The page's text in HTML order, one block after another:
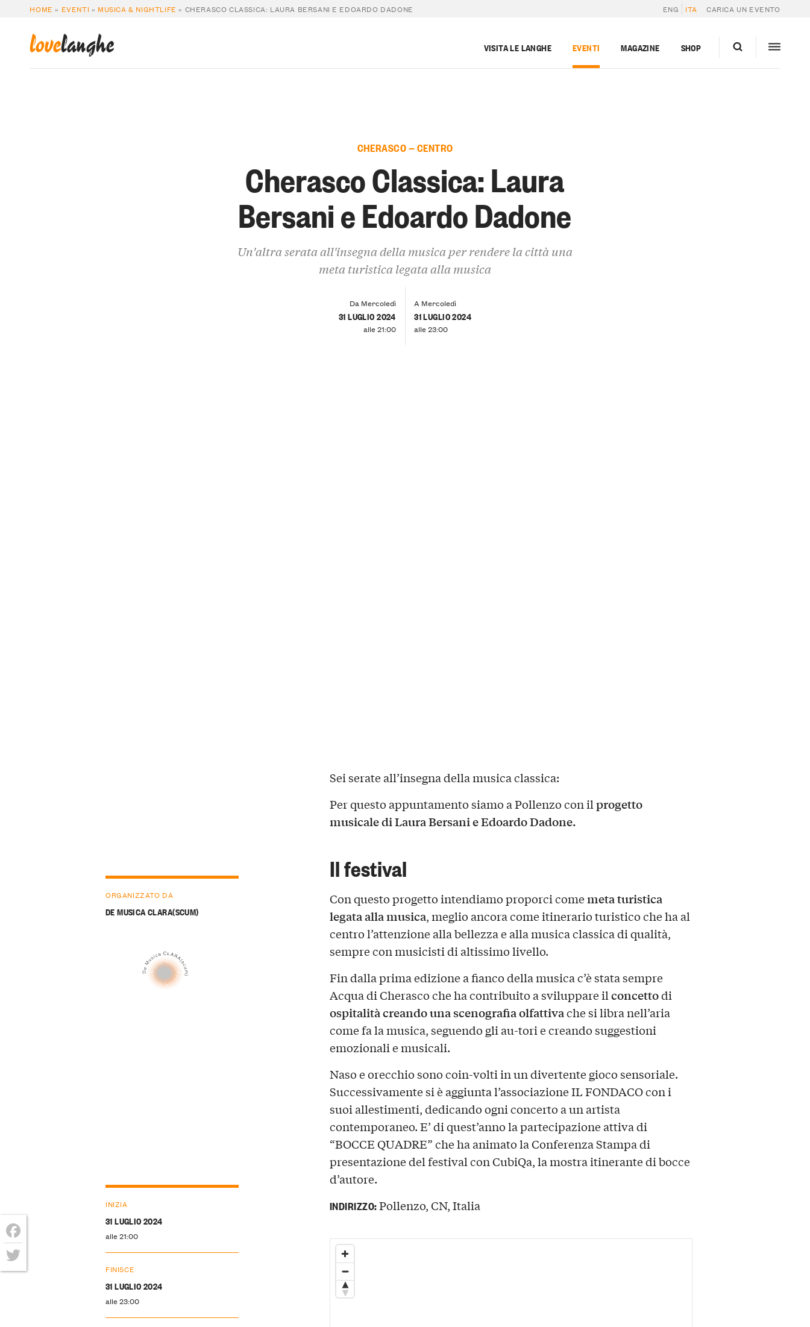
HOME » EVENTI » MUSICA & NIGHTLIFE » CHERASCO CLASSICA: LAURA BERSANI E EDOARDO DADONE ENG ITA CARICA UN EVENTO
lovelanghe VISITA LE LANGHE EVENTI MAGAZINE SHOP
CHERASCO — CENTRO
Cherasco Classica: Laura
Bersani e Edoardo Dadone
Un'altra serata all'insegna della musica per rendere la città una
meta turistica legata alla musica
Da Mercoledì
31 LUGLIO 2024
alle 21:00
A Mercoledì
31 LUGLIO 2024
alle 23:00
Sei serate all’insegna della musica classica:
Per questo appuntamento siamo a Pollenzo con ilprogetto
musicale di Laura Bersani e Edoardo Dadone.
Il festival
Con questo progetto intendiamo proporci comemeta turistica
legata alla musica, meglio ancora come itinerario turistico che ha al
centro l’attenzione alla bellezza e alla musica classica di qualità,
sempre con musicisti di altissimo livello.
Fin dalla prima edizione a fianco della musica c’è stata sempre
Acqua di Cherasco che ha contribuito a sviluppare ilconcettodi
ospitalità creando una scenografia olfattivache si libra nell’aria
come fa la musica, seguendo gli au-tori e creando suggestioni
emozionali e musicali.
Naso e orecchio sono coin-volti in un divertente gioco sensoriale.
Successivamente si è aggiunta l’associazione IL FONDACO con i
suoi allestimenti, dedicando ogni concerto a un artista
contemporaneo. E’ di quest’anno la partecipazione attiva di
“BOCCE QUADRE” che ha animato la Conferenza Stampa di
presentazione del festival con CubiQa, la mostra itinerante di bocce
d’autore.
ORGANIZZATO DA
DE MUSICA CLARA(SCUM)
INIZIA
31 LUGLIO 2024
alle 21:00
FINISCE
31 LUGLIO 2024
alle 23:00
INDIRIZZO:Pollenzo, CN, Italia
Facebook
Twitter